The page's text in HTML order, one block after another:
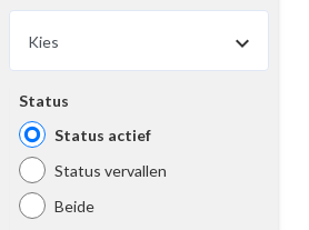
Kies
Status
Status actief
Status vervallen
Beide